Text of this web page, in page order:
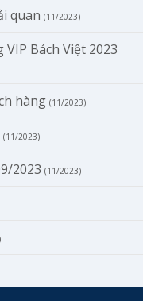
quan (11/2023)
Bách Việt 2023
hàng (11/2023)
(11/2023)
2023 (11/2023)